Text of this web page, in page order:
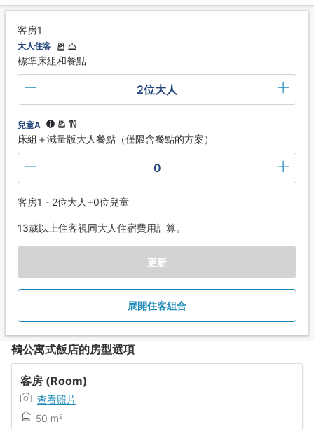
客房1
大人住客
標準床組和餐點
2位大人
兒童A
床組＋減量版大人餐點（僅限含餐點的方案）
0
客房1 - 2位大人+0位兒童
13歲以上住客視同大人住宿費用計算。
更新
展開住客組合
鶴公寓式飯店的房型選項
客房 (Room)
查看照片
50 m²